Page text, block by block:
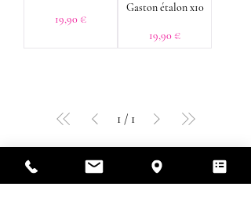
Prix
19,90 €
Gaston étalon x10
Prix
19,90 €
1 / 1